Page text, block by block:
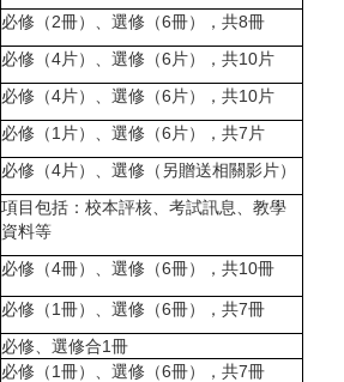
必修（2冊）、選修（6冊），共8冊
必修（4片）、選修（6片），共10片
必修（4片）、選修（6片），共10片
必修（1片）、選修（6片），共7片
必修（4片）、選修（另贈送相關影片）
項目包括：校本評核、考試訊息、教學
資料等
必修（4冊）、選修（6冊），共10冊
必修（1冊）、選修（6冊），共7冊
必修、選修合1冊
必修（1冊）、選修（6冊），共7冊